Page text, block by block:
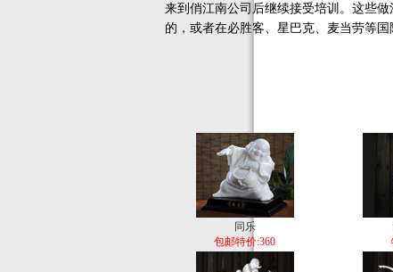
来到俏江南公司后继续接受培训。这些
的，或者在必胜客、星巴克、麦当劳等
同乐
包邮特价:360